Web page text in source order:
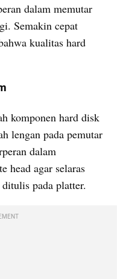
dalam memutar
Semakin cepat
kualitas hard
komponen hard disk
lengan pada pemutar
dalam
head agar selaras
pada platter.